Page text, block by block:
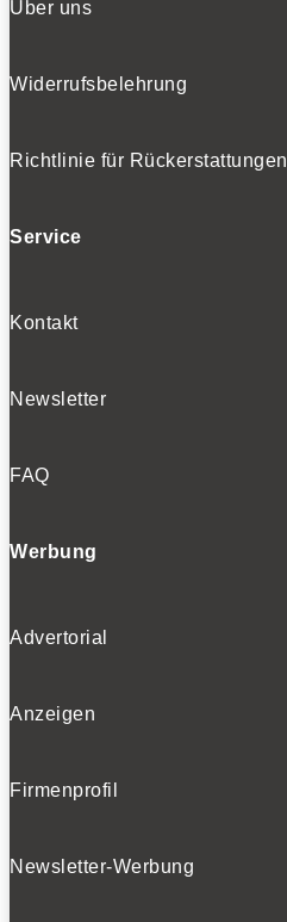
Über uns
Widerrufsbelehrung
Richtlinie für Rückerstattungen
Service
Kontakt
Newsletter
FAQ
Werbung
Advertorial
Anzeigen
Firmenprofil
Newsletter-Werbung